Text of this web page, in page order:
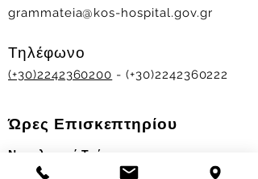
grammateia@kos-hospital.gov.gr
Τηλέφωνο
(+30)2242360200 - (+30)2242360222
Ώρες Επισκεπτηρίου
Νοσηλευτικά Τμήματα
Χειμερινό ωράριο: 11.00-13.00
17.30-19.30